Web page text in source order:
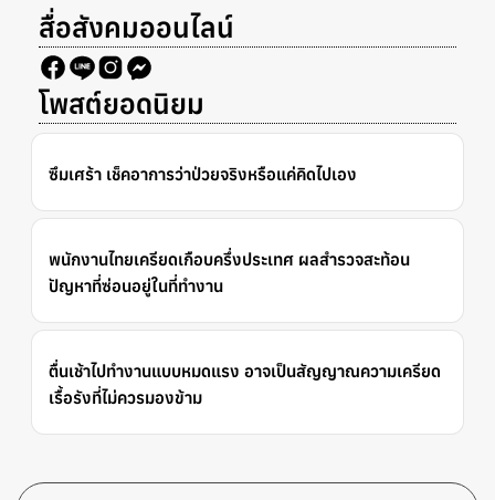
สื่อสังคมออนไลน์
โพสต์ยอดนิยม
ซึมเศร้า เช็คอาการว่าป่วยจริงหรือแค่คิดไปเอง
พนักงานไทยเครียดเกือบครึ่งประเทศ ผลสำรวจสะท้อน
ปัญหาที่ซ่อนอยู่ในที่ทำงาน
ตื่นเช้าไปทำงานแบบหมดแรง อาจเป็นสัญญาณความเครียด
เรื้อรังที่ไม่ควรมองข้าม